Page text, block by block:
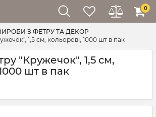
0
З ФЕТРУ ТА ДЕКОР
1,5 см, кольорові, 1000 шт в пак
"Кружечок", 1,5 см,
шт в пак